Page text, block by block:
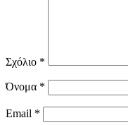
Σχόλιο *
Όνομα *
Email *